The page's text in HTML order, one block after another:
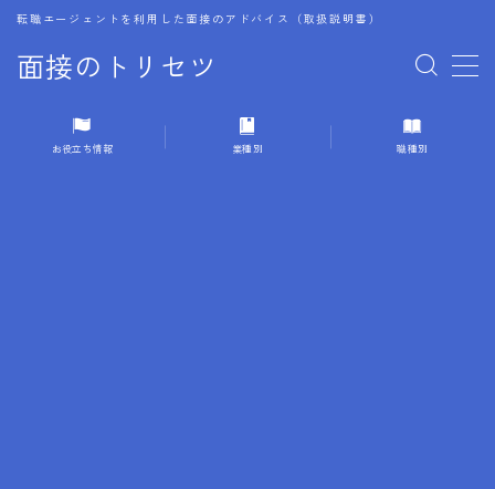
面接のトリセツ
転職エージェントを利用した面接のアドバイス（取扱説明書）
MENU
1.成功する面接戦略
お役立ち情報 業種別 職種別